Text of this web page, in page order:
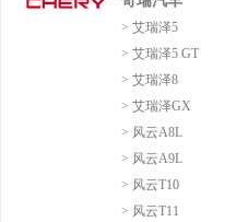
> 艾瑞泽5
> 艾瑞泽5 GT
> 艾瑞泽8
> 艾瑞泽GX
> 风云A8L
> 风云A9L
> 风云T10
> 风云T11